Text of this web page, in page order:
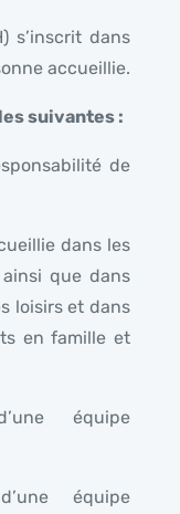
s’inscrit dans
accueillie.
suivantes :
de
dans les
que dans
loisirs et dans
en famille et
équipe
équipe